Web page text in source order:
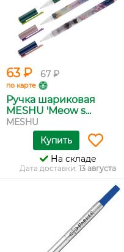
63 ₽ 67 ₽
по карте
Ручка шариковая
MESHU 'Meow s...
MESHU
Купить
На складе
Дата доставки: 13 августа